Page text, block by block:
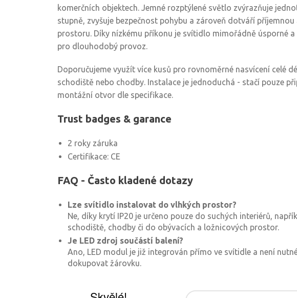
komerčních objektech. Jemné rozptýlené světlo zvýrazňuje
stupně, zvyšuje bezpečnost pohybu a zároveň dotváří
prostoru. Díky nízkému příkonu je svítidlo mimořádně úsporné a
pro dlouhodobý provoz.
Doporučujeme využít více kusů pro rovnoměrné nasvícení celé
schodiště nebo chodby. Instalace je jednoduchá - stačí pouze
montážní otvor dle specifikace.
Trust badges & garance
2 roky záruka
Certifikace: CE
FAQ - Často kladené dotazy
Lze svítidlo instalovat do vlhkých prostor?
Ne, díky krytí IP20 je určeno pouze do suchých interiérů,
schodiště, chodby či do obývacích a ložnicových prostor.
Je LED zdroj součástí balení?
Ano, LED modul je již integrován přímo ve svítidle a není
dokupovat žárovku.